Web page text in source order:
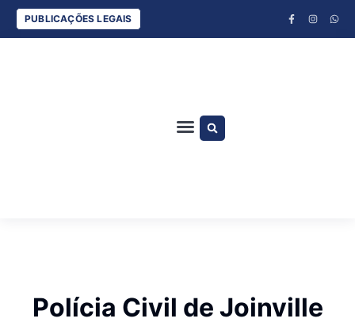
PUBLICAÇÕES LEGAIS
Polícia Civil de Joinville